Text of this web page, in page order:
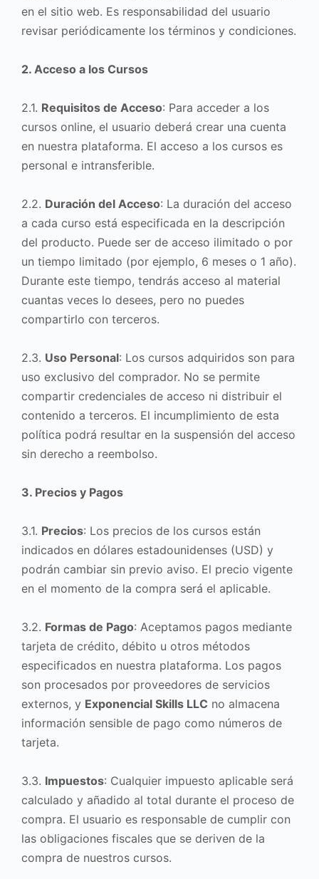
en el sitio web. Es responsabilidad del usuario
revisar periódicamente los términos y condiciones.
2. Acceso a los Cursos
2.1. Requisitos de Acceso: Para acceder a los
cursos online, el usuario deberá crear una cuenta
en nuestra plataforma. El acceso a los cursos es
personal e intransferible.
2.2. Duración del Acceso: La duración del acceso
a cada curso está especificada en la descripción
del producto. Puede ser de acceso ilimitado o por
un tiempo limitado (por ejemplo, 6 meses o 1 año).
Durante este tiempo, tendrás acceso al material
cuantas veces lo desees, pero no puedes
compartirlo con terceros.
2.3. Uso Personal: Los cursos adquiridos son para
uso exclusivo del comprador. No se permite
compartir credenciales de acceso ni distribuir el
contenido a terceros. El incumplimiento de esta
política podrá resultar en la suspensión del acceso
sin derecho a reembolso.
3. Precios y Pagos
3.1. Precios: Los precios de los cursos están
indicados en dólares estadounidenses (USD) y
podrán cambiar sin previo aviso. El precio vigente
en el momento de la compra será el aplicable.
3.2. Formas de Pago: Aceptamos pagos mediante
tarjeta de crédito, débito u otros métodos
especificados en nuestra plataforma. Los pagos
son procesados por proveedores de servicios
externos, y Exponencial Skills LLC no almacena
información sensible de pago como números de
tarjeta.
3.3. Impuestos: Cualquier impuesto aplicable será
calculado y añadido al total durante el proceso de
compra. El usuario es responsable de cumplir con
las obligaciones fiscales que se deriven de la
compra de nuestros cursos.